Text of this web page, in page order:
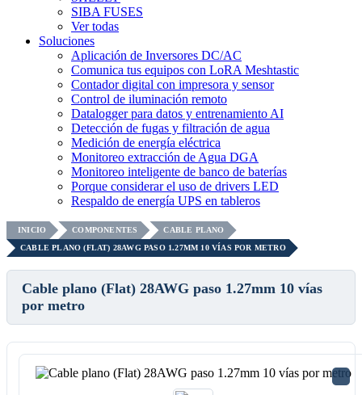
SIBA FUSES
Ver todas
Soluciones
Aplicación de Inversores DC/AC
Comunica tus equipos con LoRA Meshtastic
Contador digital con impresora y sensor
Control de iluminación remoto
Datalogger para datos y entrenamiento AI
Detección de fugas y filtración de agua
Medición de energía eléctrica
Monitoreo extracción de Agua DGA
Monitoreo inteligente de banco de baterías
Porque considerar el uso de drivers LED
Respaldo de energía UPS en tableros
INICIO COMPONENTES
CABLE PLANO
CABLE PLANO (FLAT) 28AWG PASO 1.27MM 10 VÍAS POR METRO
Cable plano (Flat) 28AWG paso 1.27mm 10 vías
por metro